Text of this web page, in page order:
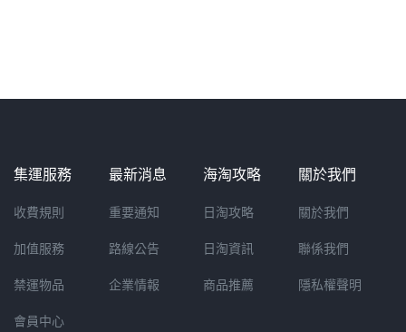
集運服務
收費規則
加值服務
禁運物品
會員中心
最新消息
重要通知
路線公告
企業情報
海淘攻略
日淘攻略
日淘資訊
商品推薦
關於我們
關於我們
聯係我們
隱私權聲明